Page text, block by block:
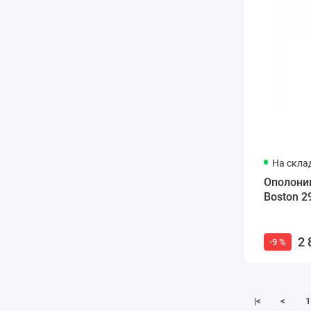
На
Boston
-9 % 2
|< < 1